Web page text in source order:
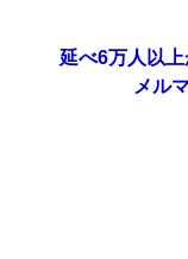
延べ6万人以
メル